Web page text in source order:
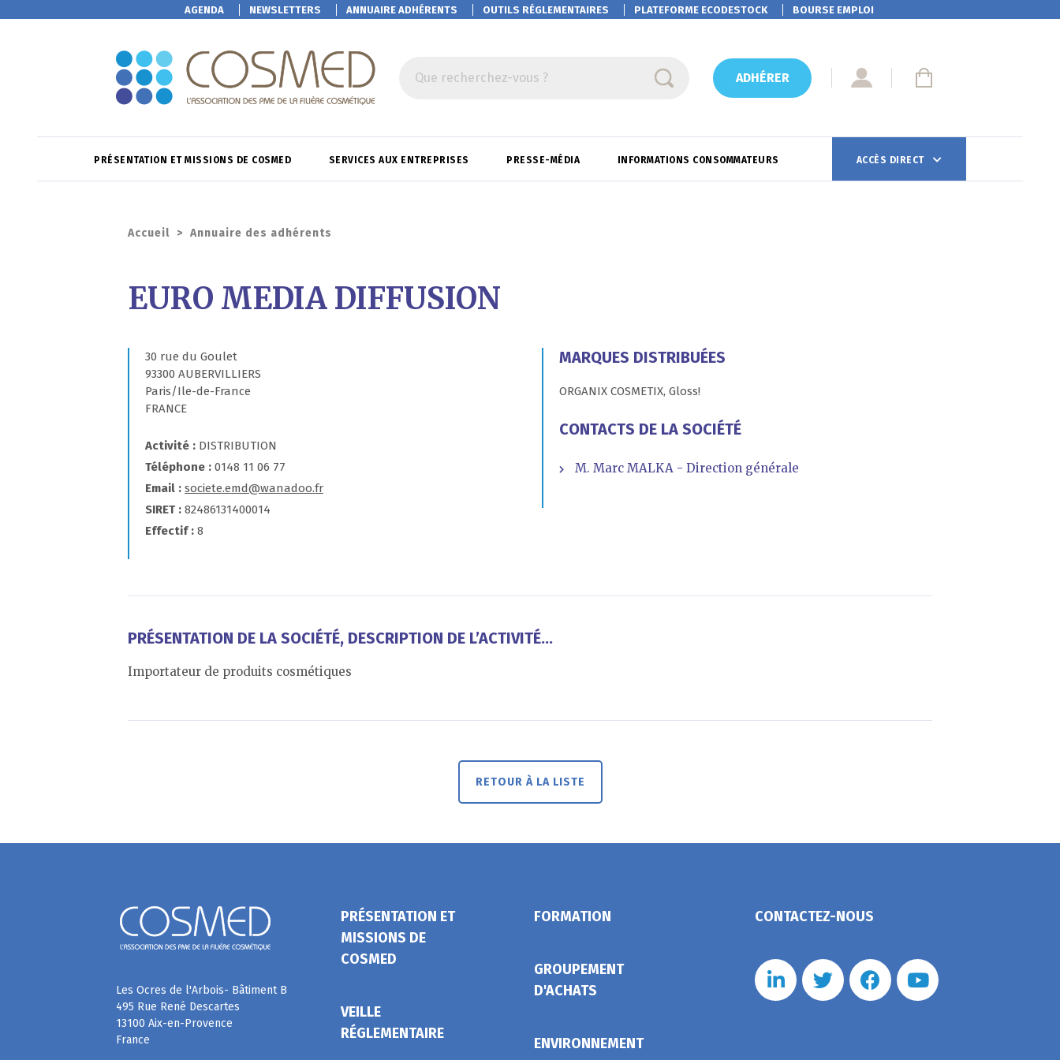
AGENDA NEWSLETTERS ANNUAIRE ADHÉRENTS OUTILS RÉGLEMENTAIRES PLATEFORMEECODESTOCK BOURSE EMPLOI
Que recherchez-vous ? ADHÉRER
PRÉSENTATION ET MISSIONS DE COSMED SERVICES AUX ENTREPRISES PRESSE-MÉDIA INFORMATIONS CONSOMMATEURS ACCÈS DIRECT
Accueil > Annuaire des adhérents
EURO MEDIA DIFFUSION
30 rue du Goulet
93300 AUBERVILLIERS
Paris/Ile-de-France
FRANCE
Activité
DISTRIBUTION
Téléphone
0148 11 06 77
Email
societe.emd@wanadoo.fr
SIRET
82486131400014
Effectif
8
MARQUES DISTRIBUÉES
ORGANIX COSMETIX, Gloss!
CONTACTS DE LA SOCIÉTÉ
M. Marc MALKA - Direction générale
PRÉSENTATION DE LA SOCIÉTÉ, DESCRIPTION DE L’ACTIVITÉ...
Importateur de produits cosmétiques
RETOUR À LA LISTE
Les Ocres de l'Arbois- Bâtiment B
495 Rue René Descartes
13100 Aix-en-Provence
France
PRÉSENTATION ET
MISSIONS DE
COSMED
VEILLE
RÉGLEMENTAIRE
FORMATION
GROUPEMENT
D'ACHATS
ENVIRONNEMENT
CONTACTEZ-NOUS